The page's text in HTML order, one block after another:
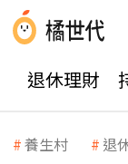
退休理財
養生村 退